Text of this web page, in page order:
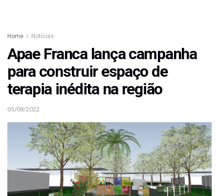
Home Notícias
Apae Franca lança campanha
para construir espaço de
terapia inédita na região
05/08/2022